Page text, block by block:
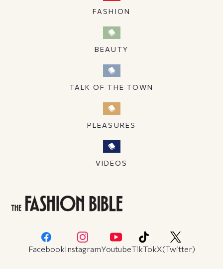
FASHION
BEAUTY
TALK OF THE TOWN
PLEASURES
VIDEOS
FacebookInstagramYoutubeTikTokX(Twitter)